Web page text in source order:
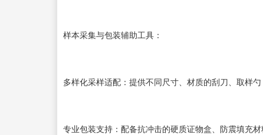
样本采集与包装辅助工具：
多样化采样适配：提供不同尺寸、材质的刮刀、取样
专业包装支持：配备抗冲击的硬质证物盒、防震填充